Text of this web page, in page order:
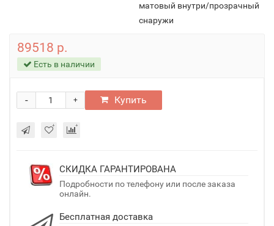
матовый внутри/прозрачный
снаружи
89518 р.
Есть в наличии
+
- Купить
СКИДКА ГАРАНТИРОВАНА
Подробности по телефону или после заказа
онлайн.
Бесплатная доставка